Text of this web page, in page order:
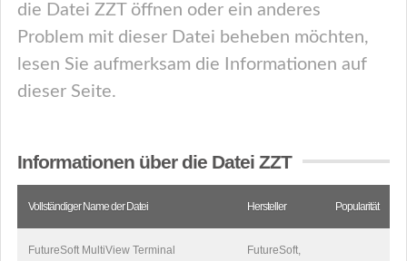
die Datei ZZT öffnen oder ein anderes
Problem mit dieser Datei beheben möchten,
lesen Sie aufmerksam die Informationen auf
dieser Seite.
Informationen über die Datei ZZT
Vollständiger Name der Datei Hersteller Popularität
FutureSoft MultiView Terminal
FutureSoft,